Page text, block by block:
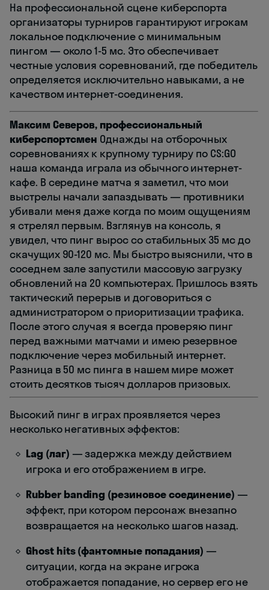
На профессиональной сцене киберспорта
организаторы турниров гарантируют игрокам
локальное подключение с минимальным
пингом — около 1-5 мс. Это обеспечивает
честные условия соревнований, где победитель
определяется исключительно навыками, а не
качеством интернет-соединения.
Максим Северов, профессиональный
киберспортсмен Однажды на отборочных
соревнованиях к крупному турниру по CS:GO
наша команда играла из обычного интернет-
кафе. В середине матча я заметил, что мои
выстрелы начали запаздывать — противники
убивали меня даже когда по моим ощущениям
я стрелял первым. Взглянув на консоль, я
увидел, что пинг вырос со стабильных 35 мс до
скачущих 90-120 мс. Мы быстро выяснили, что в
соседнем зале запустили массовую загрузку
обновлений на 20 компьютерах. Пришлось взять
тактический перерыв и договориться с
администратором о приоритизации трафика.
После этого случая я всегда проверяю пинг
перед важными матчами и имею резервное
подключение через мобильный интернет.
Разница в 50 мс пинга в нашем мире может
стоить десятков тысяч долларов призовых.
Высокий пинг в играх проявляется через
несколько негативных эффектов:
Lag (лаг) — задержка между действием
игрока и его отображением в игре.
Rubber banding (резиновое соединение) —
эффект, при котором персонаж внезапно
возвращается на несколько шагов назад.
Ghost hits (фантомные попадания) —
ситуации, когда на экране игрока
отображается попадание, но сервер его не